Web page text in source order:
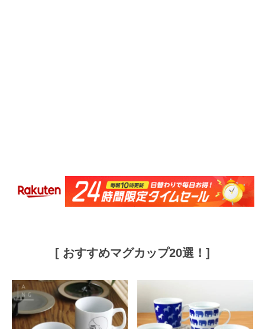
[ おすすめマグカップ20選！]